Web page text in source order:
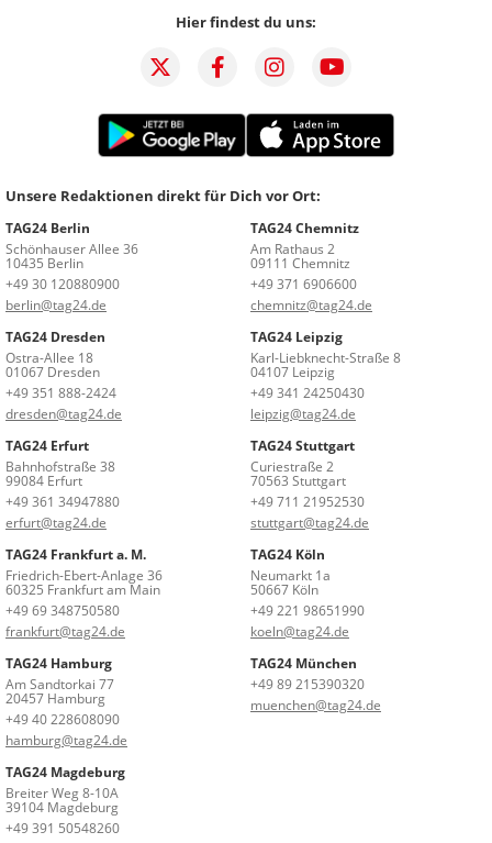
Hier findest du uns:
Unsere Redaktionen direkt für Dich vor Ort:
TAG24 Berlin
Schönhauser Allee 36
10435 Berlin
+49 30 120880900
berlin@tag24.de
TAG24 Chemnitz
Am Rathaus 2
09111 Chemnitz
+49 371 6906600
chemnitz@tag24.de
TAG24 Dresden
Ostra-Allee 18
01067 Dresden
+49 351 888-2424
dresden@tag24.de
TAG24 Leipzig
Karl-Liebknecht-Straße 8
04107 Leipzig
+49 341 24250430
leipzig@tag24.de
TAG24 Erfurt
Bahnhofstraße 38
99084 Erfurt
+49 361 34947880
erfurt@tag24.de
TAG24 Stuttgart
Curiestraße 2
70563 Stuttgart
+49 711 21952530
stuttgart@tag24.de
TAG24 Frankfurt a. M.
Friedrich-Ebert-Anlage 36
60325 Frankfurt am Main
+49 69 348750580
frankfurt@tag24.de
TAG24 Köln
Neumarkt 1a
50667 Köln
+49 221 98651990
koeln@tag24.de
TAG24 Hamburg
Am Sandtorkai 77
20457 Hamburg
+49 40 228608090
hamburg@tag24.de
TAG24 München
+49 89 215390320
muenchen@tag24.de
TAG24 Magdeburg
Breiter Weg 8-10A
39104 Magdeburg
+49 391 50548260